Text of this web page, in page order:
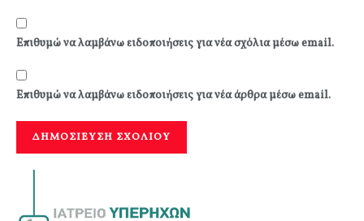
Επιθυμώ να λαμβάνω ειδοποιήσεις για νέα σχόλια μέσω email.
Επιθυμώ να λαμβάνω ειδοποιήσεις για νέα άρθρα μέσω email.